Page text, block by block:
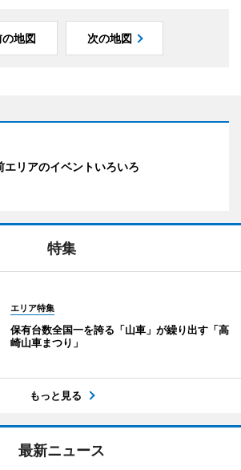
の地図 次の地図
エリアのイベントいろいろ
特集
エリア特集
保有台数全国一を誇る「山車」が繰り出す「高
崎山車まつり」
もっと見る
最新ニュース